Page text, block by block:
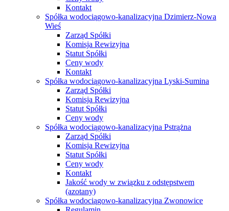
Kontakt
Spółka wodociągowo-kanalizacyjna Dzimierz-Nowa
Wieś
Zarząd Spółki
Komisja Rewizyjna
Statut Spółki
Ceny wody
Kontakt
Spółka wodociągowo-kanalizacyjna Lyski-Sumina
Zarząd Spółki
Komisja Rewizyjna
Statut Spółki
Ceny wody
Spółka wodociągowo-kanalizacyjna Pstrążna
Zarząd Spółki
Komisja Rewizyjna
Statut Spółki
Ceny wody
Kontakt
Jakość wody w związku z odstępstwem
(azotany)
Spółka wodociągowo-kanalizacyjna Zwonowice